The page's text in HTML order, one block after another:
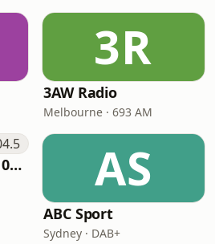
3R
3AW Radio
Melbourne · 693 AM
Triple M Brisbane 104.5 AS
ABC Sport
Sydney · DAB+